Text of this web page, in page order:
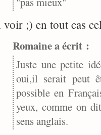
;) en tout cas
Romaine a écrit :
Juste une petite
oui,il serait peut
possible en
yeux, comme on
sens anglais.